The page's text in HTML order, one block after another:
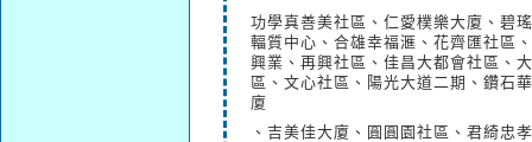
功學真善美社區、仁愛樸樂大廈、碧
輻質中心、合雄幸福滙、花齊匯社區
興業、再興社區、佳昌大都會社區、
區、文心社區、陽光大道二期、鑽石
廈
、吉美佳大廈、圓圓園社區、君綺忠